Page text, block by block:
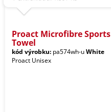
Proact Microfibre Sports
Towel
kód výrobku: pa574wh-uWhite
Proact Unisex